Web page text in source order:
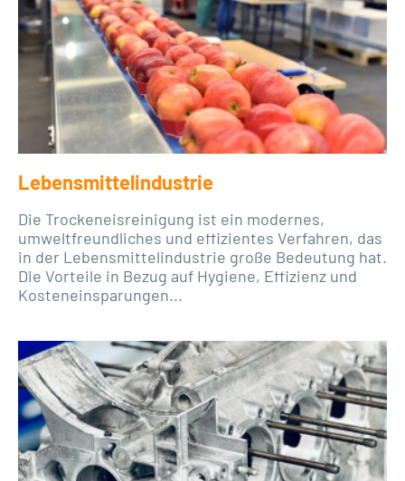
Lebensmittelindustrie
Die Trockeneisreinigung ist ein modernes,
umweltfreundliches und effizientes Verfahren, das
in der Lebensmittelindustrie große Bedeutung hat.
Die Vorteile in Bezug auf Hygiene, Effizienz und
Kosteneinsparungen...